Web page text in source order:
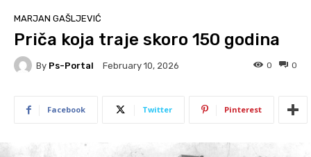
MARJAN GAŠLJEVIĆ
Priča koja traje skoro 150 godina
By Ps-Portal February 10, 2026 0
0
Facebook Twitter Pinterest